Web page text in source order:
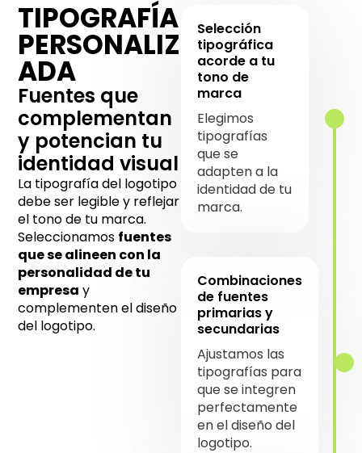
TIPOGRAFÍA
PERSONALIZ
ADA
Fuentes que
complementan
y potencian tu
identidad visual
La tipografía del logotipo
debe ser legible y reflejar
el tono de tu marca.
Seleccionamos fuentes
que se alineen con la
personalidad de tu
empresa y
complementen el diseño
del logotipo.
Selección
tipográfica
acorde a tu
tono de
marca
Elegimos
tipografías
que se
adapten a la
identidad de tu
marca.
Combinaciones
de fuentes
primarias y
secundarias
Ajustamos las
tipografías para
que se integren
perfectamente
en el diseño del
logotipo.